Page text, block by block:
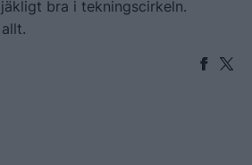
bra i tekningscirkeln.